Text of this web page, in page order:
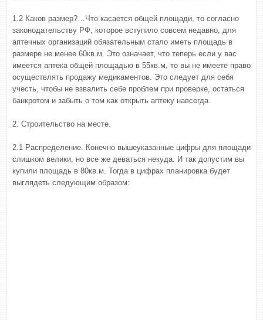
1.2 Каков размер?…Что касается общей площади, то согласно
законодательству РФ, которое вступило совсем недавно, для
аптечных организаций обязательным стало иметь площадь в
размере не менее 60кв.м. Это означает, что теперь если у вас
имеется аптека общей площадью в 55кв.м, то вы не имеете право
осуществлять продажу медикаментов. Это следует для себя
учесть, чтобы не взвалить себе проблем при проверке, остаться
банкротом и забыть о том как открыть аптеку навсегда.
2. Строительство на месте.
2.1 Распределение. Конечно вышеуказанные цифры для площади
слишком велики, но все же деваться некуда. И так допустим вы
купили площадь в 80кв.м. Тогда в цифрах планировка будет
выглядеть следующим образом: